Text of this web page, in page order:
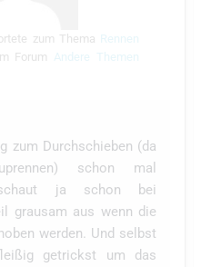
zum Thema Rennen
Forum Andere Themen
zum Durchschieben (da
schon mal
ja schon bei
grausam aus wenn die
werden. Und selbst
getrickst um das